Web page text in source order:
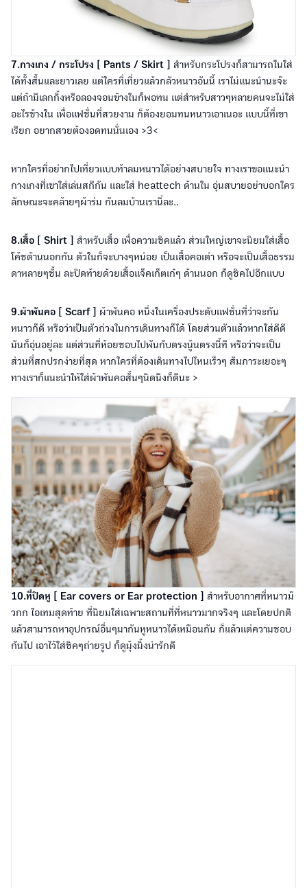
7.กางเกง / กระโปรง [ Pants / Skirt ]
สำหรับกระโปรงก็สามารถในใส่
ได้ทั้งสั้นและยาวเลย แต่ใครที่เที่ยวแล้วกลัวหนาวอันนี้ เราไม่แนะนำนะจ๊ะ
แต่ถ้ามีเลกกิ้งหรือลองจอนข้างในก็พอทน แต่สำหรับสาวๆหลายคนจะไม่ใส่
อะไรข้างใน เพื่อแฟชั่นที่สวยงาม ก็ต้องยอมทนหนาวเอาเนอะ แบบนี้ที่เขา
เรียก อยากสวยต้องอดทนนั่นเอง >3<
หากใครที่อย่ากไปเที่ยวแบบท้าลมหนาวได้อย่างสบายใจ ทางเราขอแนะนำ
กางเกงที่เขาใส่เล่นสกีกัน และใส่ heattech ด้านใน อุ่นสบายอย่าบอกใคร
ลักษณะจะคล้ายๆผ้าร่ม กันลมบ้านเรานี่ละ..
8.เสื้อ [ Shirt ]
สำหรับเสื้อ เพื่อความชิคแล้ว ส่วนใหญ่เขาจะนิยมใส่เสื้อ
โค้ชด้านนอกกัน ตัวในก็จะบางๆหน่อย เป็นเสื้อคอเต่า หรือจะเป็นเสื้อธรรม
ดาหลายๆชั้น ละปิดท้ายด้วยเสื้อแจ็คเก็ตเก๋ๆ ด้านนอก ก็ดูชิคไปอีกแบบ
9.ผ้าพันคอ [ Scarf ]
ผ้าพันคอ หนึ่งในเครื่องประดับแฟชั่นที่ว่าจะกัน
หนาวก็ดี หรือว่าเป็นตัวถ่วงในการเดินทางก็ได้ โดยส่วนตัวแล้วหากใส่ดีดี
มันก็อุ่นอยู่ละ แต่ส่วนที่ห้อยชอบไปพันกับตรงนู้นตรงนี้ที หรือว่าจะเป็น
ส่วนที่สกปรกง่ายที่สุด หากใครที่ต้องเดินทางไปไหนเร็วๆ สัมภาระเยอะๆ
ทางเราก็แนะนำให้ใส่ผ้าพันคอสั้นๆนิดนึงก็ดีนะ >
10.ที่ปิดหู [ Ear covers or Ear protection ]
สำหรับอากาศที่หนาวม๊
วกก ไอเทมสุดท้าย ที่นิยมใส่เฉพาะสถานที่ที่หนาวมากจริงๆ และโดยปกติ
แล้วสามารถหาอุปกรณ์อื่นๆมากันหูหนาวได้เหมือนกัน ก็แล้วแต่ความชอบ
กันไป เอาไว้ใส่ชิคๆถ่ายรูป ก็ดูมุ้งมิ้งน่ารักดี